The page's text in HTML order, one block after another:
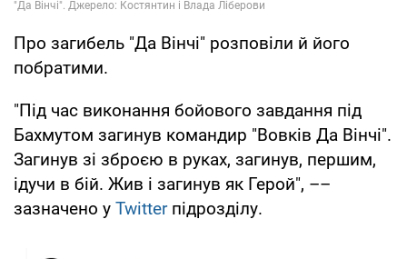
Про загибель "Да Вінчі" розповіли й його
побратими.
"Під час виконання бойового завдання під
Бахмутом загинув командир "Вовків Да Вінчі".
Загинув зі зброєю в руках, загинув, першим,
ідучи в бій. Жив і загинув як Герой", ––
зазначено у Twitterпідрозділу.